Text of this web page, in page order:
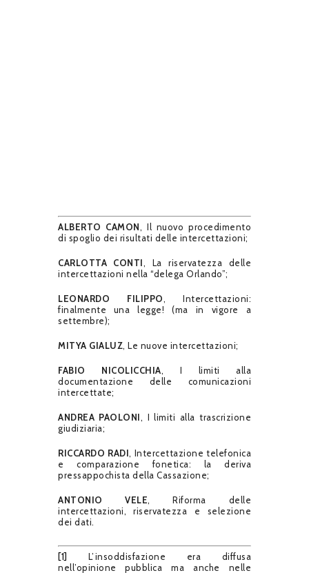
ALBERTO CAMON, Il nuovo procedimento
di spoglio dei risultati delle intercettazioni;
CARLOTTA CONTI, La riservatezza delle
intercettazioni nella “delega Orlando”;
LEONARDO FILIPPO, Intercettazioni:
finalmente una legge! (ma in vigore a
settembre);
MITYA GIALUZ, Le nuove intercettazioni;
FABIO NICOLICCHIA, I limiti alla
documentazione delle comunicazioni
intercettate;
ANDREA PAOLONI, I limiti alla trascrizione
giudiziaria;
RICCARDO RADI, Intercettazione telefonica
e comparazione fonetica: la deriva
pressappochista della Cassazione;
ANTONIO VELE, Riforma delle
intercettazioni, riservatezza e selezione
dei dati.
[1]
L’insoddisfazione era diffusa
nell’opinione pubblica ma anche nelle